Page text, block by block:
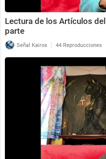
Lectura de los Artículos
parte
Señal Kairos | 44 Reproducciones